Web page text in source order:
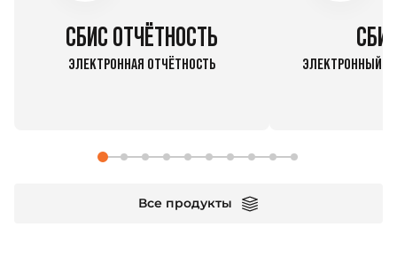
СБИС ОТЧЁТНОСТЬ
ЭЛЕКТРОННАЯ ОТЧЁТНОСТЬ ЭЛЕКТРОННЫЙ
Все продукты